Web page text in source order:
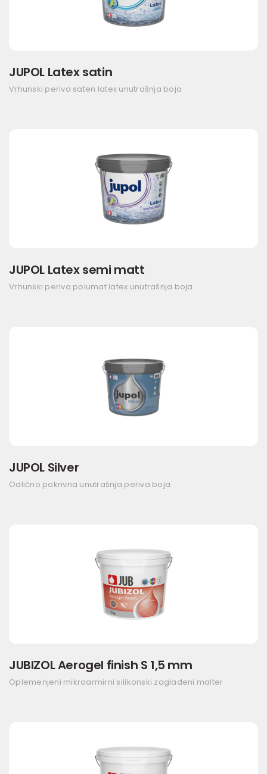
JUPOL Latex satin
Vrhunski periva saten latex unutrašnja boja
JUPOL Latex semi matt
Vrhunski periva polumat latex unutrašnja boja
JUPOL Silver
Odlično pokrivna unutrašnja periva boja
JUBIZOL Aerogel finish S 1,5 mm
Oplemenjeni mikroarmirni silikonski zaglađeni malter